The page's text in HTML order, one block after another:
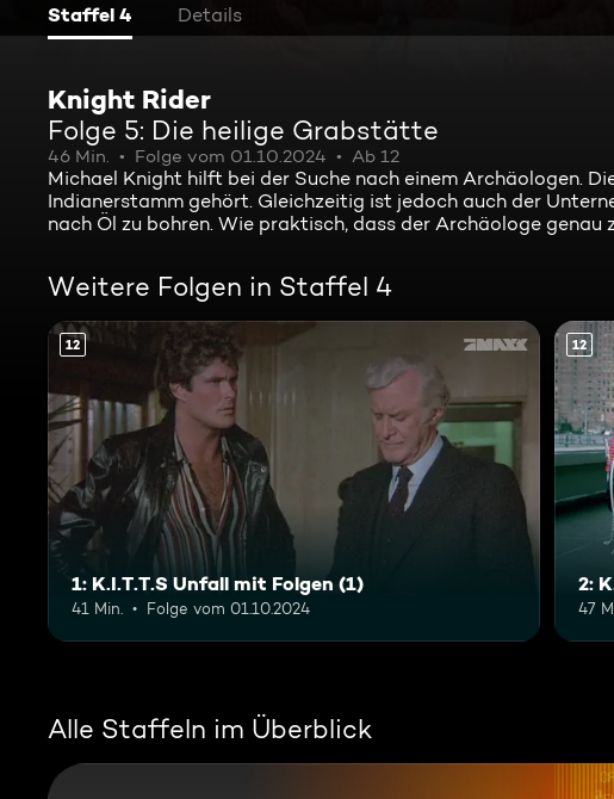
Staffel 4 Details
Knight Rider
Folge 5: Die heilige Grabstätte
46 Min. Folge vom 01.10.2024 Ab 12
Michael Knight hilft bei der Suche nach einem Archäologen.
Indianerstamm gehört. Gleichzeitig ist jedoch auch der
nach Öl zu bohren. Wie praktisch, dass der Archäologe
Weitere Folgen in Staffel 4
12
1: K.I.T.T.S Unfall mit Folgen (1)
41 Min. Folge vom 01.10.2024
12
2:
47
Alle Staffeln im Überblick